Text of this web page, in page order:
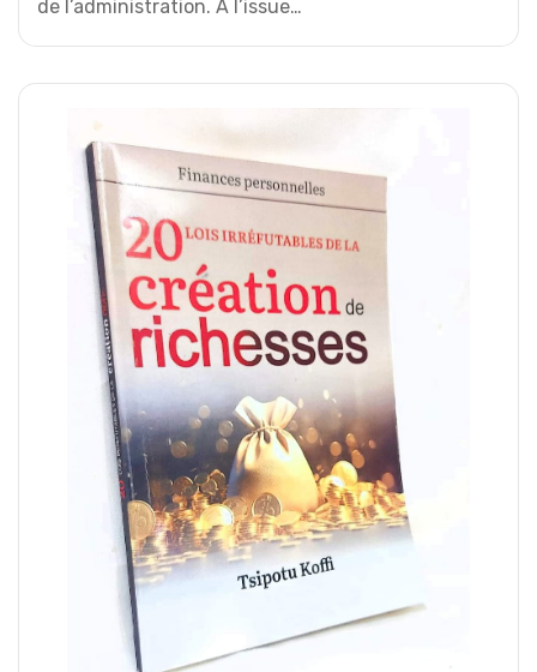
de l’administration. À l’issue…